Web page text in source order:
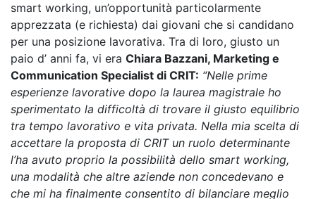
smart working, un’opportunità particolarmente
apprezzata (e richiesta) dai giovani che si candidano
per una posizione lavorativa. Tra di loro, giusto un
paio d’ anni fa, vi era Chiara Bazzani, Marketing e
Communication Specialist di CRIT: “Nelle prime
esperienze lavorative dopo la laurea magistrale ho
sperimentato la difficoltà di trovare il giusto equilibrio
tra tempo lavorativo e vita privata. Nella mia scelta di
accettare la proposta di CRIT un ruolo determinante
l’ha avuto proprio la possibilità dello smart working,
una modalità che altre aziende non concedevano e
che mi ha finalmente consentito di bilanciare meglio